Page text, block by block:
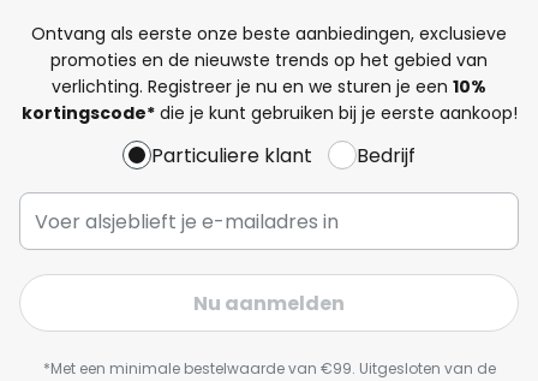
Ontvang als eerste onze beste aanbiedingen, exclusieve
promoties en de nieuwste trends op het gebied van
verlichting. Registreer je nu en we sturen je een 10%
kortingscode*die je kunt gebruiken bij je eerste aankoop!
Particuliere klant Bedrijf
Nu aanmelden
*Met een minimale bestelwaarde van €99. Uitgesloten van de